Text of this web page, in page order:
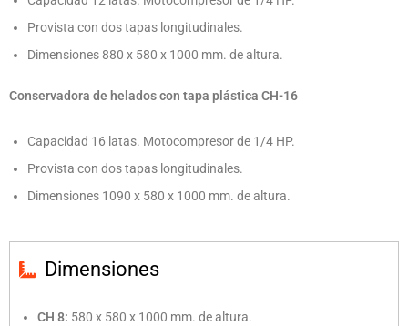
Provista con dos tapas longitudinales.
Dimensiones 880 x 580 x 1000 mm. de altura.
Conservadora de helados con tapa plástica CH-16
Capacidad 16 latas. Motocompresor de 1/4 HP.
Provista con dos tapas longitudinales.
Dimensiones 1090 x 580 x 1000 mm. de altura.
Dimensiones
CH 8: 580 x 580 x 1000 mm. de altura.